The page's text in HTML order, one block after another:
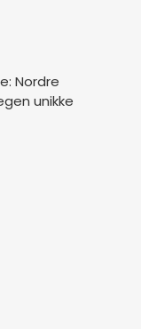
Nordre
unikke